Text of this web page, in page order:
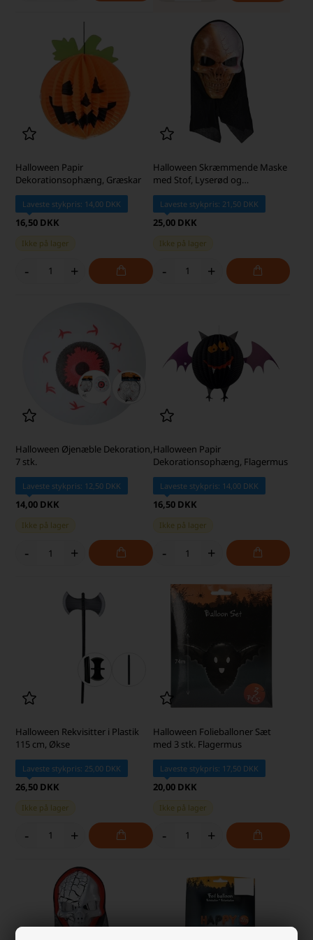
Halloween Papir
Dekorationsophæng, Græskar
Laveste stykpris: 14,00 DKK
16,50 DKK
Ikke på lager
- +
Halloween Skræmmende Maske
med Stof, Lyserød og
Kobberfarvet
Laveste stykpris: 21,50 DKK
25,00 DKK
Ikke på lager
- +
Halloween Øjenæble Dekoration,
7 stk.
Laveste stykpris: 12,50 DKK
14,00 DKK
Ikke på lager
- +
Halloween Papir
Dekorationsophæng, Flagermus
Laveste stykpris: 14,00 DKK
16,50 DKK
Ikke på lager
- +
Halloween Rekvisitter i Plastik
115 cm, Økse
Laveste stykpris: 25,00 DKK
26,50 DKK
Ikke på lager
- +
Halloween Folieballoner Sæt
med 3 stk. Flagermus
Laveste stykpris: 17,50 DKK
20,00 DKK
Ikke på lager
- +